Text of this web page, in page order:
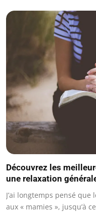
Découvrez les
une relaxation
J’ai longtemps pensé
aux « mamies », jusqu’à